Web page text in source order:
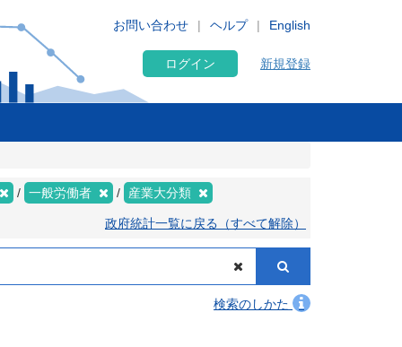
English
お問い合わせ ヘルプ
ログイン 新規登録
一般労働者 産業大分類
政府統計一覧に戻る（すべて解除）
検索のしかた